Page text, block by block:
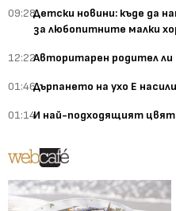
09:28Детски новини: къде да
за любопитните малки
12:22Авторитарен родител ли
01:46Дърпането на ухо Е
01:14И най-подходящият цвят